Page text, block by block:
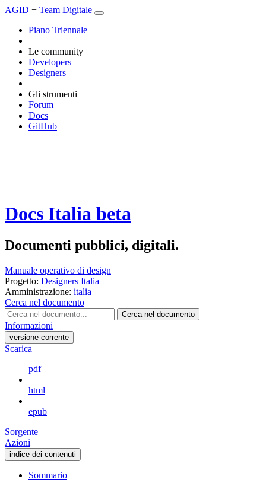
AGID + Team Digitale
Piano Triennale
Le community
Developers
Designers
Gli strumenti
Forum
Docs
GitHub
Docs Italia beta
Documenti pubblici, digitali.
Manuale operativo di design
Progetto: Designers Italia
Amministrazione: italia
Cerca nel documento
Cerca nel documento
Informazioni
versione-corrente
Scarica
pdf
html
epub
Sorgente
Azioni
indice dei contenuti
Sommario